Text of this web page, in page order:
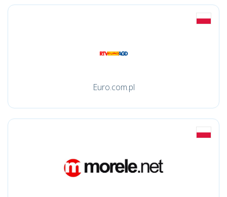
Euro.com.pl